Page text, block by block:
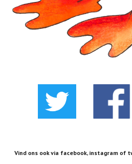
Vind ons ook via facebook, instagram of